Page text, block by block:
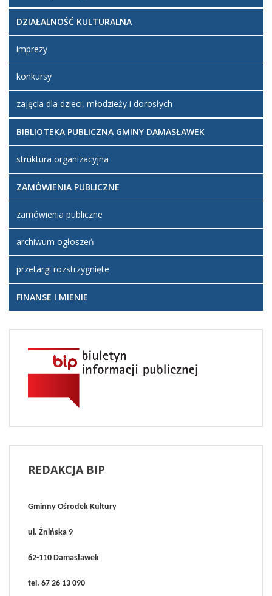
DZIAŁALNOŚĆ KULTURALNA
imprezy
konkursy
zajęcia dla dzieci, młodzieży i dorosłych
BIBLIOTEKA PUBLICZNA GMINY DAMASŁAWEK
struktura organizacyjna
ZAMÓWIENIA PUBLICZNE
zamówienia publiczne
archiwum ogłoszeń
przetargi rozstrzygnięte
FINANSE I MIENIE
REDAKCJABIP
Gminny Ośrodek Kultury
ul. Żnińska 9
62-110 Damasławek
tel. 67 26 13 090